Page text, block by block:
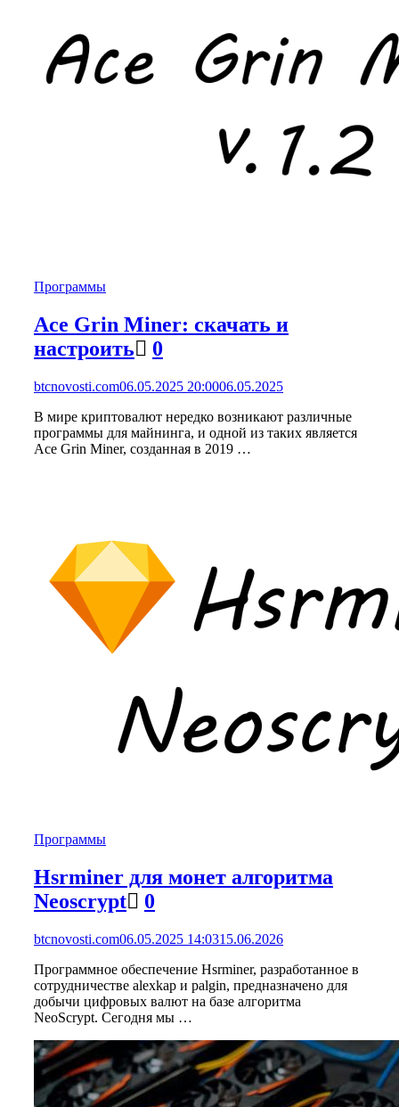
Программы
Ace Grin Miner: скачать и
настроить
0
btcnovosti.com06.05.2025 20:0006.05.2025
В мире криптовалют нередко возникают различные
программы для майнинга, и одной из таких является
Ace Grin Miner, созданная в 2019 …
Программы
Hsrminer для монет алгоритма
Neoscrypt
0
btcnovosti.com06.05.2025 14:0315.06.2026
Программное обеспечение Hsrminer, разработанное в
сотрудничестве alexkap и palgin, предназначено для
добычи цифровых валют на базе алгоритма
NeoScrypt. Сегодня мы …